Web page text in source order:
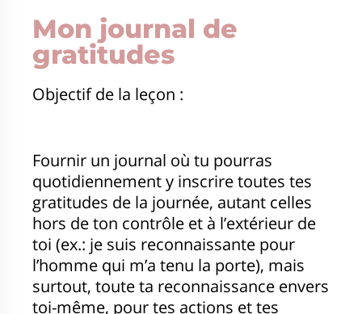
Mon journal de
gratitudes
Objectif de la leçon :
Fournir un journal où tu pourras
quotidiennement y inscrire toutes tes
gratitudes de la journée, autant celles
hors de ton contrôle et à l’extérieur de
toi (ex.: je suis reconnaissante pour
l’homme qui m’a tenu la porte), mais
surtout, toute ta reconnaissance envers
toi-même, pour tes actions et tes